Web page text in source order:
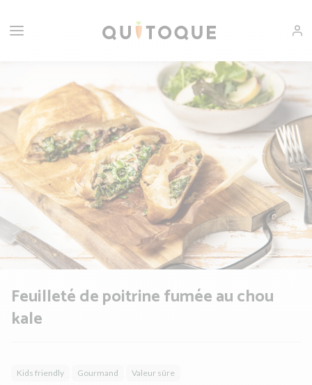
Feuilleté de poitrine fumée au chou
kale
Kids friendly Gourmand Valeur sûre